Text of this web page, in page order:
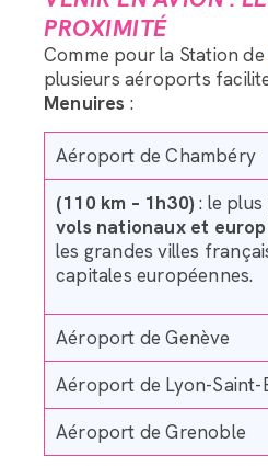
PROXIMITÉ
Comme pour la Station de
plusieurs aéroports
Menuires :
Aéroport de Chambéry
(110 km – 1h30) : le
vols nationaux et
les grandes villes
capitales européennes.
Aéroport de Genève
Aéroport de Lyon-Saint-
Aéroport de Grenoble